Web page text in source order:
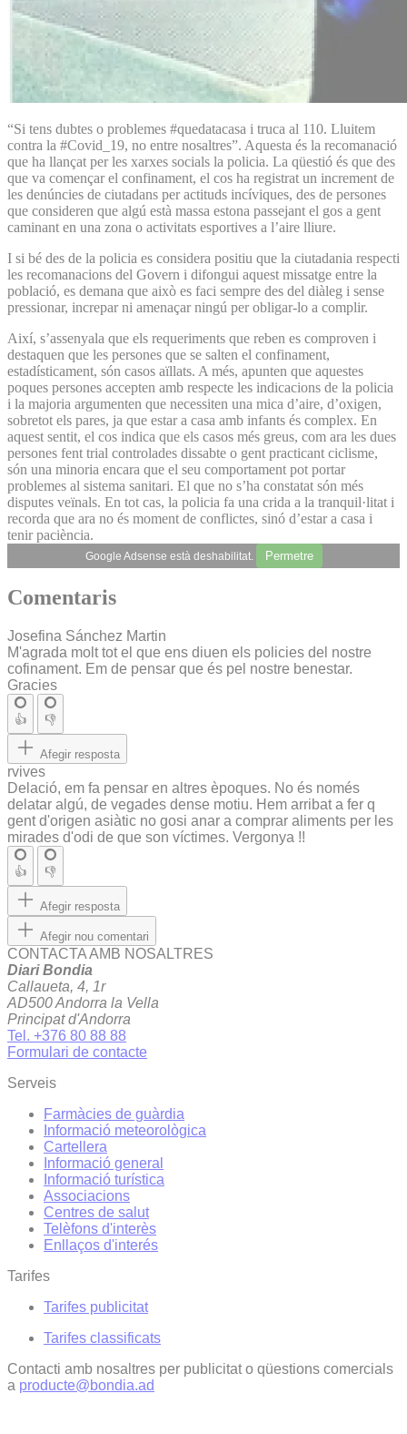
“Si tens dubtes o problemes #quedatacasa i truca al 110. Lluitem
contra la #Covid_19, no entre nosaltres”. Aquesta és la recomanació
que ha llançat per les xarxes socials la policia. La qüestió és que des
que va començar el confinament, el cos ha registrat un increment de
les denúncies de ciutadans per actituds incíviques, des de persones
que consideren que algú està massa estona passejant el gos a gent
caminant en una zona o activitats esportives a l’aire lliure.
I si bé des de la policia es considera positiu que la ciutadania respecti
les recomanacions del Govern i difongui aquest missatge entre la
població, es demana que això es faci sempre des del diàleg i sense
pressionar, increpar ni amenaçar ningú per obligar-lo a complir.
Així, s’assenyala que els requeriments que reben es comproven i
destaquen que les persones que se salten el confinament,
estadísticament, són casos aïllats. A més, apunten que aquestes
poques persones accepten amb respecte les indicacions de la policia
i la majoria argumenten que necessiten una mica d’aire, d’oxigen,
sobretot els pares, ja que estar a casa amb infants és complex. En
aquest sentit, el cos indica que els casos més greus, com ara les dues
persones fent trial controlades dissabte o gent practicant ciclisme,
són una minoria encara que el seu comportament pot portar
problemes al sistema sanitari. El que no s’ha constatat són més
disputes veïnals. En tot cas, la policia fa una crida a la tranquil·litat i
recorda que ara no és moment de conflictes, sinó d’estar a casa i
tenir paciència.
Google Adsense està deshabilitat. Permetre
Comentaris
Josefina Sánchez Martin
M'agrada molt tot el que ens diuen els policies del nostre
cofinament. Em de pensar que és pel nostre benestar.
Gracies
👍 👎
Afegir resposta
rvives
Delació, em fa pensar en altres èpoques. No és només
delatar algú, de vegades dense motiu. Hem arribat a fer q
gent d'origen asiàtic no gosi anar a comprar aliments per les
mirades d'odi de que son víctimes. Vergonya !!
👍 👎
Afegir resposta
Afegir nou comentari
CONTACTA AMB NOSALTRES
Diari Bondia
Callaueta, 4, 1r
AD500 Andorra la Vella
Principat d'Andorra
Tel. +376 80 88 88
Formulari de contacte
Serveis
Farmàcies de guàrdia
Informació meteorològica
Cartellera
Informació general
Informació turística
Associacions
Centres de salut
Telèfons d'interès
Enllaços d'interés
Tarifes
Tarifes publicitat
Tarifes classificats
Contacti amb nosaltres per publicitat o qüestions comercials
a producte@bondia.ad